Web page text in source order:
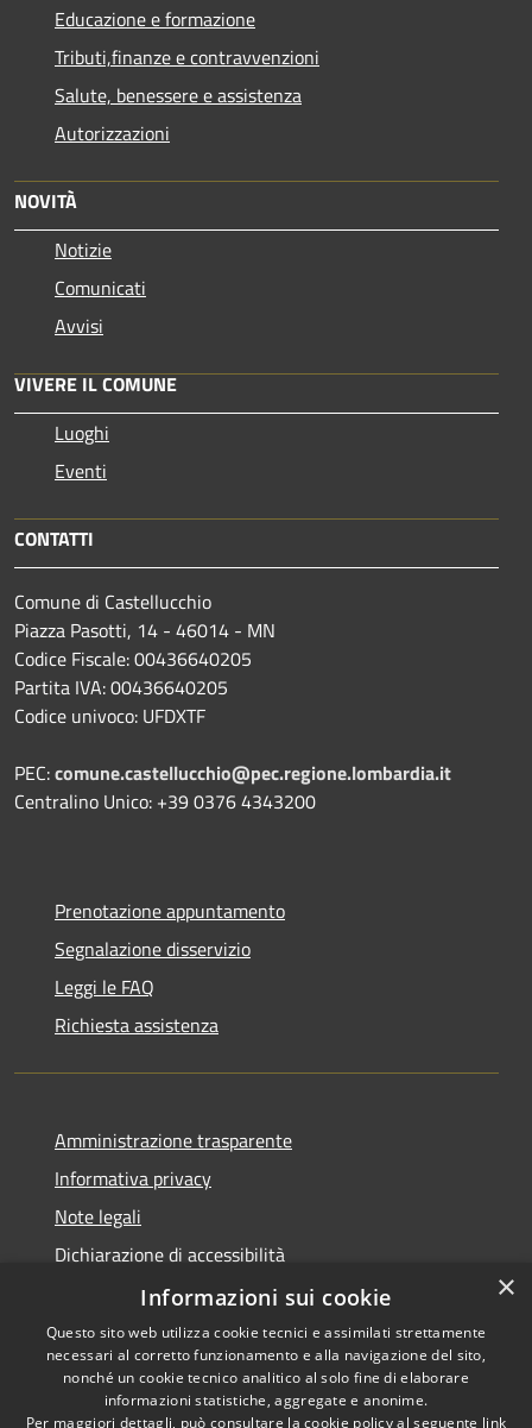
Educazione e formazione
Tributi,finanze e contravvenzioni
Salute, benessere e assistenza
Autorizzazioni
NOVITÀ
Notizie
Comunicati
Avvisi
VIVERE IL COMUNE
Luoghi
Eventi
CONTATTI
Comune di Castellucchio
Piazza Pasotti, 14 - 46014 - MN
Codice Fiscale: 00436640205
Partita IVA: 00436640205
Codice univoco: UFDXTF
PEC:comune.castellucchio@pec.regione.lombardia.it
Centralino Unico: +39 0376 4343200
Prenotazione appuntamento
Segnalazione disservizio
Leggi le FAQ
Richiesta assistenza
Amministrazione trasparente
Informativa privacy
Note legali
Dichiarazione di accessibilità
Obiettivi di accessibilità
RSS
Copyright © 2026 • Comune di
×
Informazioni sui cookie
Questo sito web utilizza cookie tecnici e assimilati strettamente
necessari al corretto funzionamento e alla navigazione del sito,
nonché un cookie tecnico analitico al solo fine di elaborare
informazioni statistiche, aggregate e anonime.
Per maggiori dettagli, può consultare la cookie policy al seguente link